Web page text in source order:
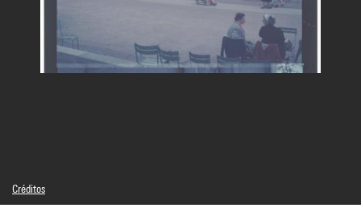
Créditos
© Man Ray Trust / Adagp, Paris